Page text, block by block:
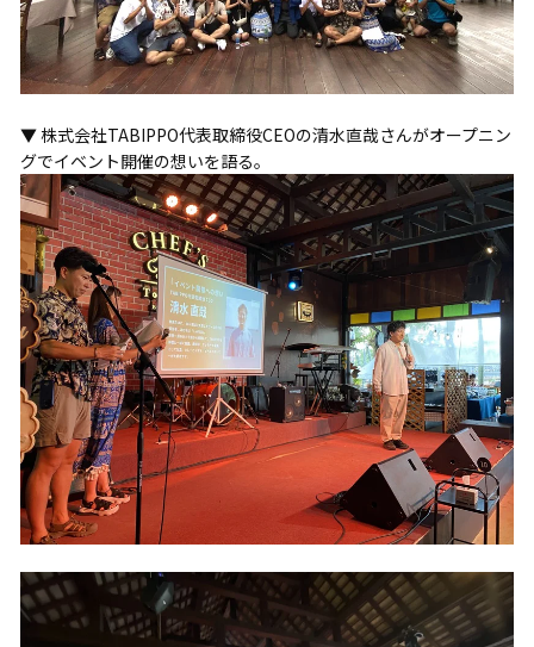
▼ 株式会社TABIPPO代表取締役CEOの清水直哉さんがオープニン
グでイベント開催の想いを語る。